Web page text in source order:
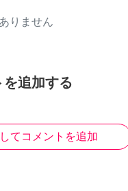
りません
追加する
てコメントを追加